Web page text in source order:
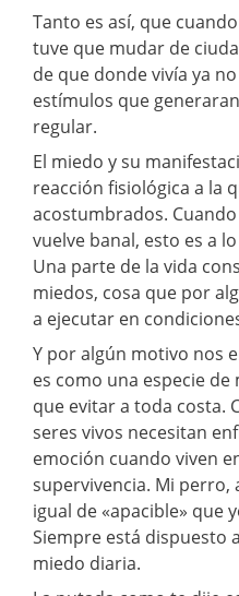
Tanto es así, que
tuve que mudar de
de que donde vivía ya
estímulos que
regular.
El miedo y su
reacción fisiológica a la
acostumbrados.
vuelve banal, esto es a
Una parte de la vida
miedos, cosa que por
a ejecutar en
Y por algún motivo nos
es como una especie
que evitar a toda costa.
seres vivos necesitan
emoción cuando viven
supervivencia. Mi perro,
igual de «apacible» que
Siempre está dispuesto
miedo diaria.